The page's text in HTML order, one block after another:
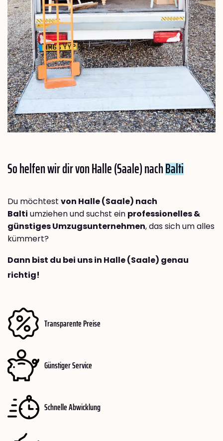
So helfen wir dir von Halle (Saale) nachBalti
Du möchtest von Halle (Saale) nach
Balti umziehen und suchst ein professionelles &
günstiges Umzugsunternehmen, das sich um alles
kümmert?
Dann bist du bei uns in Halle (Saale) genau
richtig!
Transparente Preise
Günstiger Service
Schnelle Abwicklung